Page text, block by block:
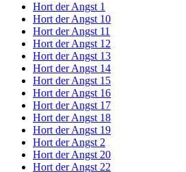
Hort der Angst 1
Hort der Angst 10
Hort der Angst 11
Hort der Angst 12
Hort der Angst 13
Hort der Angst 14
Hort der Angst 15
Hort der Angst 16
Hort der Angst 17
Hort der Angst 18
Hort der Angst 19
Hort der Angst 2
Hort der Angst 20
Hort der Angst 22